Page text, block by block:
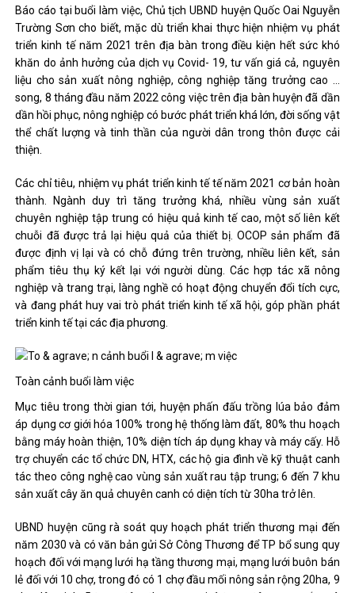
Báo cáo tại buổi làm việc, Chủ tịch UBND huyện Quốc Oai Nguyễn
Trường Sơn cho biết, mặc dù triển khai thực hiện nhiệm vụ phát
triển kinh tế năm 2021 trên địa bàn trong điều kiện hết sức khó
khăn do ảnh hưởng của dịch vụ Covid- 19, tư vấn giá cả, nguyên
liệu cho sản xuất nông nghiệp, công nghiệp tăng trưởng cao …
song, 8 tháng đầu năm 2022 công việc trên địa bàn huyện đã dần
dần hồi phục, nông nghiệp có bước phát triển khá lớn, đời sống vật
thể chất lượng và tinh thần của người dân trong thôn được cải
thiện.
Các chỉ tiêu, nhiệm vụ phát triển kinh tế tế năm 2021 cơ bản hoàn
thành. Ngành duy trì tăng trưởng khá, nhiều vùng sản xuất
chuyên nghiệp tập trung có hiệu quả kinh tế cao, một số liên kết
chuỗi đã được trả lại hiệu quả của thiết bị. OCOP sản phẩm đã
được định vị lại và có chỗ đứng trên trường, nhiều liên kết, sản
phẩm tiêu thụ ký kết lại với người dùng. Các hợp tác xã nông
nghiệp và trang trại, làng nghề có hoạt động chuyển đổi tích cực,
và đang phát huy vai trò phát triển kinh tế xã hội, góp phần phát
triển kinh tế tại các địa phương.
Toàn cảnh buổi làm việc
Mục tiêu trong thời gian tới, huyện phấn đấu trồng lúa bảo đảm
áp dụng cơ giới hóa 100% trong hệ thống làm đất, 80% thu hoạch
bằng máy hoàn thiện, 10% diện tích áp dụng khay và máy cấy. Hỗ
trợ chuyển các tổ chức DN, HTX, các hộ gia đình về kỹ thuật canh
tác theo công nghệ cao vùng sản xuất rau tập trung; 6 đến 7 khu
sản xuất cây ăn quả chuyên canh có diện tích từ 30ha trở lên.
UBND huyện cũng rà soát quy hoạch phát triển thương mại đến
năm 2030 và có văn bản gửi Sở Công Thương để TP bổ sung quy
hoạch đối với mạng lưới hạ tầng thương mại, mạng lưới buôn bán
lẻ đối với 10 chợ, trong đó có 1 chợ đầu mối nông sản rộng 20ha, 9